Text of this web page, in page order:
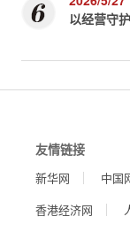
以经营守
友情链接
新华网 中国
香港经济网